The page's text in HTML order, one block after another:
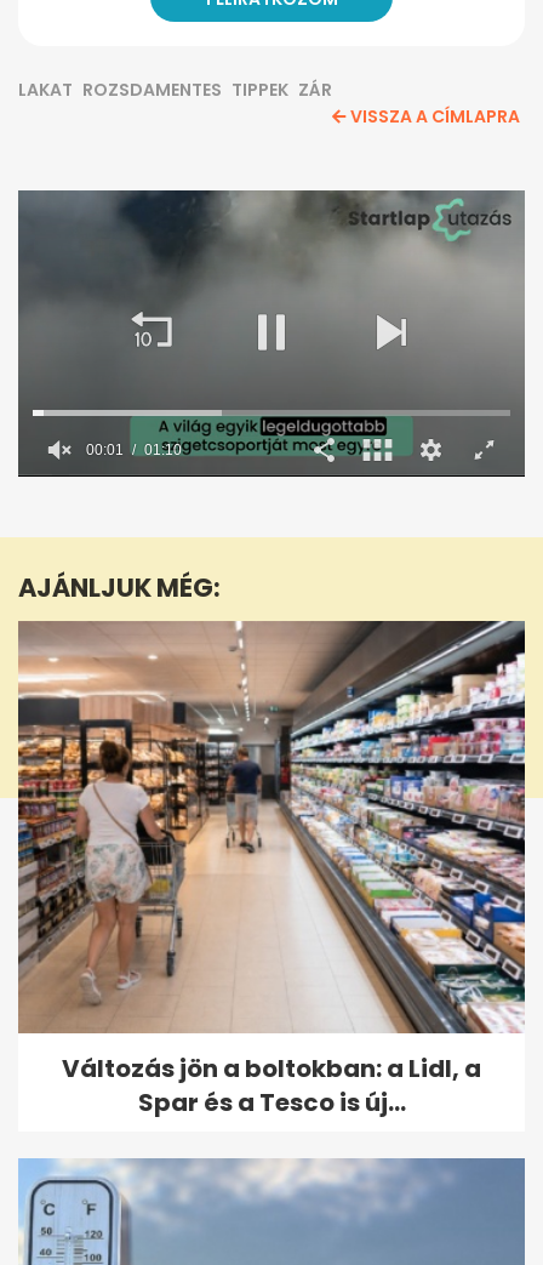
LAKAT ROZSDAMENTES TIPPEK ZÁR
VISSZA A CÍMLAPRA
1
10
seconds
00:02 01:10
AJÁNLJUK MÉG:
Változás jön a boltokban: a Lidl, a
Spar és a Tesco is új...